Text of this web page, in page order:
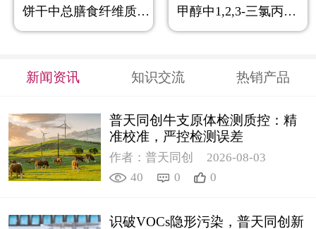
饼干中总膳食纤维质控样品 甲醇中1,2,3-三氯丙烷溶液标准物质
新闻资讯 知识交流 热销产品
普天同创牛支原体检测质控：精
准校准，严控检测误差
作者：普天同创
2026-08-03
40
0 0
识破VOCs隐形污染，普天同创新